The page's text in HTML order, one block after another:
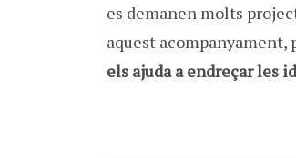
es demanen molts
aquest acompanyament,
els ajuda a endreçar les